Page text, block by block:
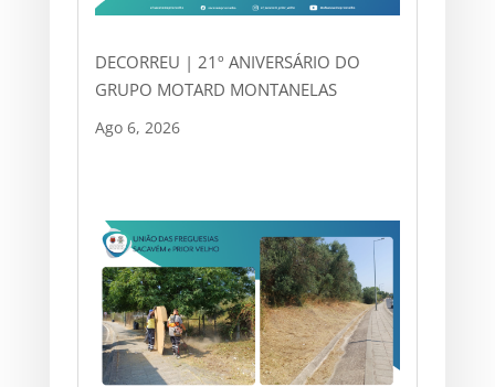
DECORREU | 21º ANIVERSÁRIO DO
GRUPO MOTARD MONTANELAS
Ago 6, 2026